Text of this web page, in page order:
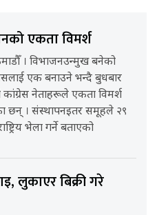
एकता विमर्श
। विभाजनउन्मुख बनेको
एक बनाउने भन्दै बुधबार
नेताहरूले एकता विमर्श
छन् । संस्थापनइतर समूहले २९
भेला गर्ने बताएको
लुकाएर बिक्री गरे